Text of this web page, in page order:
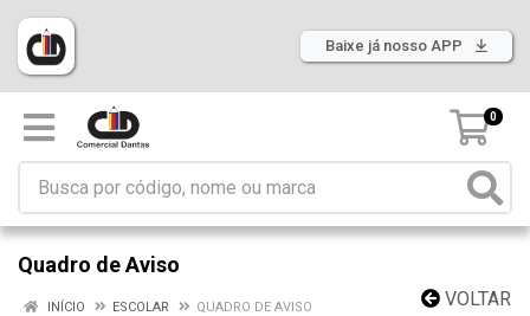
Baixe já nosso APP
0
Quadro de Aviso
VOLTAR
INÍCIO ESCOLAR QUADRO DE AVISO